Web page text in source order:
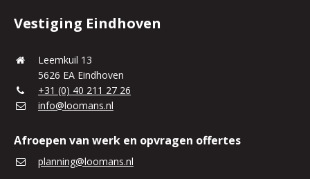
Vestiging Eindhoven
Leemkuil 13
5626 EA Eindhoven
+31 (0) 40 211 27 26
info@loomans.nl
Afroepen van werk en opvragen offertes
planning@loomans.nl